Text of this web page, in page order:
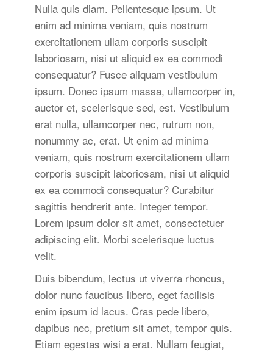
Nulla quis diam. Pellentesque ipsum. Ut
enim ad minima veniam, quis nostrum
exercitationem ullam corporis suscipit
laboriosam, nisi ut aliquid ex ea commodi
consequatur? Fusce aliquam vestibulum
ipsum. Donec ipsum massa, ullamcorper in,
auctor et, scelerisque sed, est. Vestibulum
erat nulla, ullamcorper nec, rutrum non,
nonummy ac, erat. Ut enim ad minima
veniam, quis nostrum exercitationem ullam
corporis suscipit laboriosam, nisi ut aliquid
ex ea commodi consequatur? Curabitur
sagittis hendrerit ante. Integer tempor.
Lorem ipsum dolor sit amet, consectetuer
adipiscing elit. Morbi scelerisque luctus
velit.
Duis bibendum, lectus ut viverra rhoncus,
dolor nunc faucibus libero, eget facilisis
enim ipsum id lacus. Cras pede libero,
dapibus nec, pretium sit amet, tempor quis.
Etiam egestas wisi a erat. Nullam feugiat,